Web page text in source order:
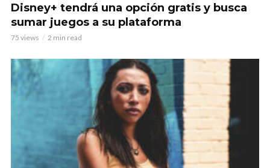
Disney+ tendrá una opción gratis y busca
sumar juegos a su plataforma
75 views 2 min read